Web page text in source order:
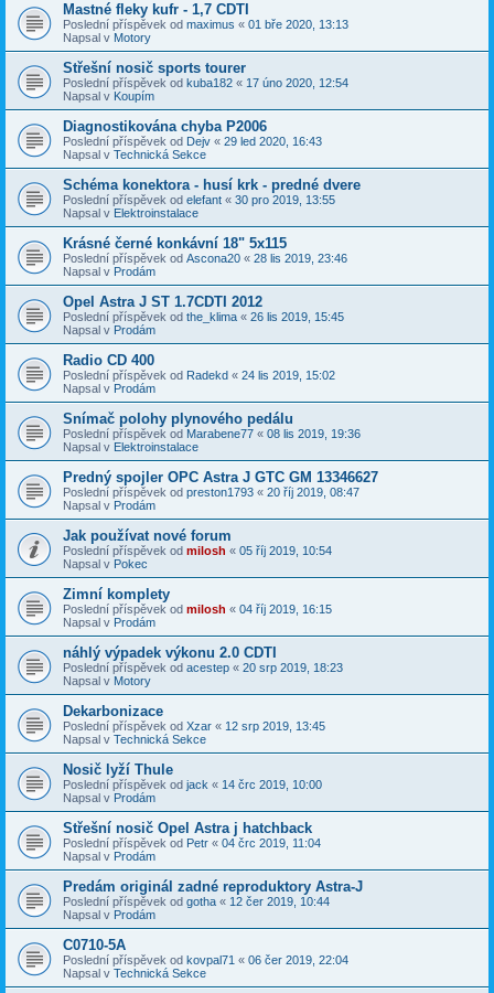
Mastné fleky kufr - 1,7 CDTI
Poslední příspěvek od maximus « 01 bře 2020, 13:13
Napsal v Motory
Střešní nosič sports tourer
Poslední příspěvek od kuba182 « 17 úno 2020, 12:54
Napsal v Koupím
Diagnostikována chyba P2006
Poslední příspěvek od Dejv « 29 led 2020, 16:43
Napsal v Technická Sekce
Schéma konektora - husí krk - predné dvere
Poslední příspěvek od elefant « 30 pro 2019, 13:55
Napsal v Elektroinstalace
Krásné černé konkávní 18" 5x115
Poslední příspěvek od Ascona20 « 28 lis 2019, 23:46
Napsal v Prodám
Opel Astra J ST 1.7CDTI 2012
Poslední příspěvek od the_klima « 26 lis 2019, 15:45
Napsal v Prodám
Radio CD 400
Poslední příspěvek od Radekd « 24 lis 2019, 15:02
Napsal v Prodám
Snímač polohy plynového pedálu
Poslední příspěvek od Marabene77 « 08 lis 2019, 19:36
Napsal v Elektroinstalace
Predný spojler OPC Astra J GTC GM 13346627
Poslední příspěvek od preston1793 « 20 říj 2019, 08:47
Napsal v Prodám
Jak používat nové forum
Poslední příspěvek od milosh « 05 říj 2019, 10:54
Napsal v Pokec
Zimní komplety
Poslední příspěvek od milosh « 04 říj 2019, 16:15
Napsal v Prodám
náhlý výpadek výkonu 2.0 CDTI
Poslední příspěvek od acestep « 20 srp 2019, 18:23
Napsal v Motory
Dekarbonizace
Poslední příspěvek od Xzar « 12 srp 2019, 13:45
Napsal v Technická Sekce
Nosič lyží Thule
Poslední příspěvek od jack « 14 črc 2019, 10:00
Napsal v Prodám
Střešní nosič Opel Astra j hatchback
Poslední příspěvek od Petr « 04 črc 2019, 11:04
Napsal v Prodám
Predám originál zadné reproduktory Astra-J
Poslední příspěvek od gotha « 12 čer 2019, 10:44
Napsal v Prodám
C0710-5A
Poslední příspěvek od kovpal71 « 06 čer 2019, 22:04
Napsal v Technická Sekce